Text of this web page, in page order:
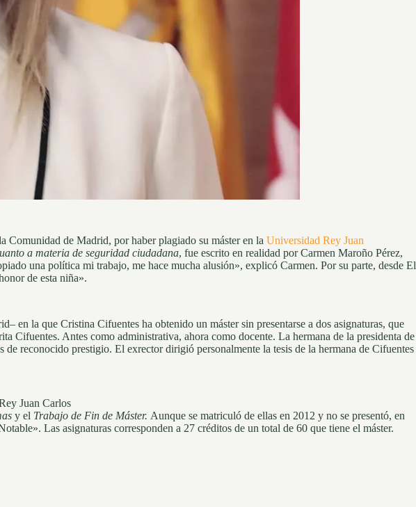
Comunidad de Madrid, por haber plagiado su máster en la Universidad Rey Juan
a materia de seguridad ciudadana, fue escrito en realidad por Carmen Maroño Pérez,
una política mi trabajo, me hace mucha alusión», explicó Carmen. Por su parte, desde El
de esta niña».
en la que Cristina Cifuentes ha obtenido un máster sin presentarse a dos asignaturas, que
Cifuentes. Antes como administrativa, ahora como docente. La hermana de la presidenta de
reconocido prestigio. El exrector dirigió personalmente la tesis de la hermana de Cifuentes
Juan Carlos
y el Trabajo de Fin de Máster. Aunque se matriculó de ellas en 2012 y no se presentó, en
Las asignaturas corresponden a 27 créditos de un total de 60 que tiene el máster.